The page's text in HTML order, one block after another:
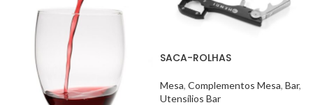
SACA-ROLHAS
Mesa, Complementos Mesa, Bar,
Utensílios Bar